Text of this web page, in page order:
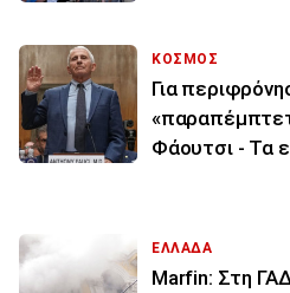
ΚΟΣΜΟΣ
Για
Φάουτσι - Τα
ΕΛΛΑΔΑ
Marfin: Στη